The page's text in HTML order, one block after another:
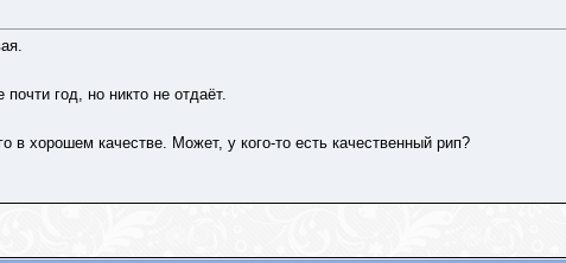
год, но никто не отдаёт.
хорошем качестве. Может, у кого-то есть качественный рип?